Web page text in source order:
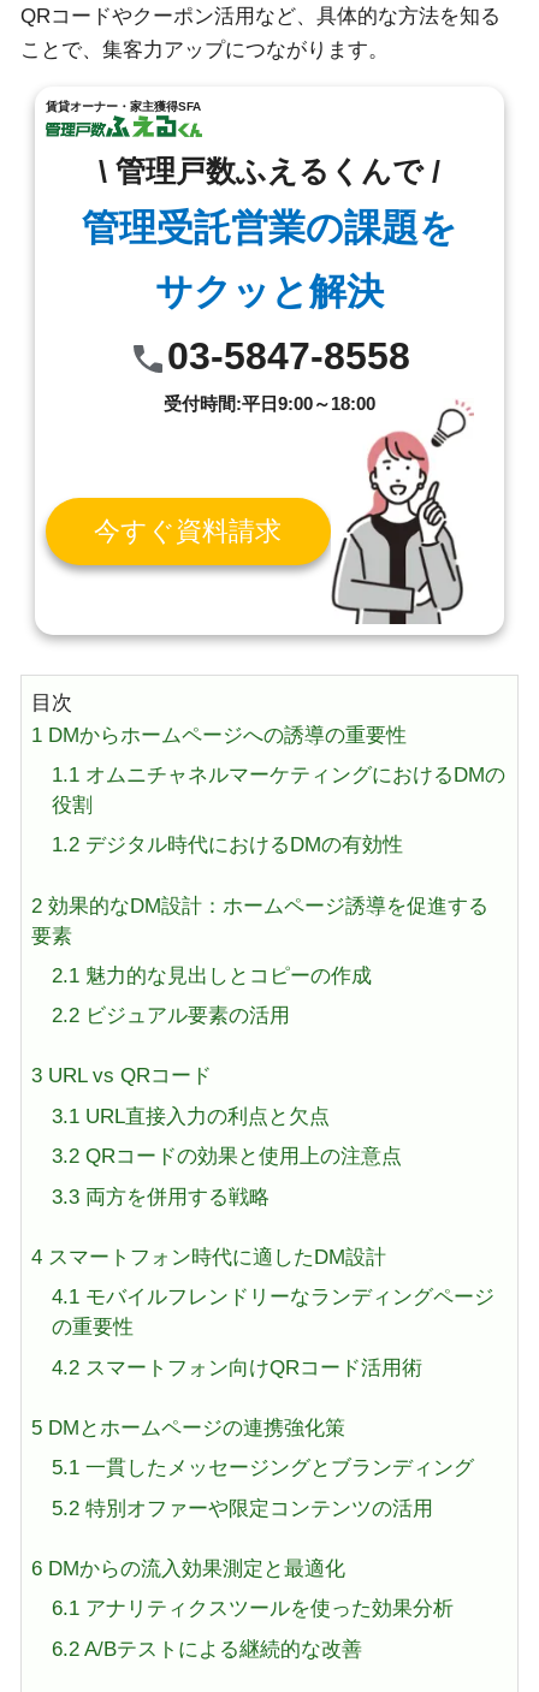
QRコードやクーポン活用など、具体的な方法を知る
ことで、集客力アップにつながります。
賃貸オーナー・家主獲得SFA
\ 管理戸数ふえるくんで /
管理受託営業の課題を
サクッと解決
03-5847-8558
受付時間:平日9:00～18:00
今すぐ資料請求
目次
1 DMからホームページへの誘導の重要性
1.1オムニチャネルマーケティングにおけるDMの
役割
1.2デジタル時代におけるDMの有効性
2 効果的なDM設計：ホームページ誘導を促進する
要素
2.1魅力的な見出しとコピーの作成
2.2ビジュアル要素の活用
3 URL vs QRコード
3.1URL直接入力の利点と欠点
3.2QRコードの効果と使用上の注意点
3.3両方を併用する戦略
4 スマートフォン時代に適したDM設計
4.1モバイルフレンドリーなランディングページ
の重要性
4.2スマートフォン向けQRコード活用術
5 DMとホームページの連携強化策
5.1一貫したメッセージングとブランディング
5.2特別オファーや限定コンテンツの活用
6 DMからの流入効果測定と最適化
6.1アナリティクスツールを使った効果分析
6.2A/Bテストによる継続的な改善